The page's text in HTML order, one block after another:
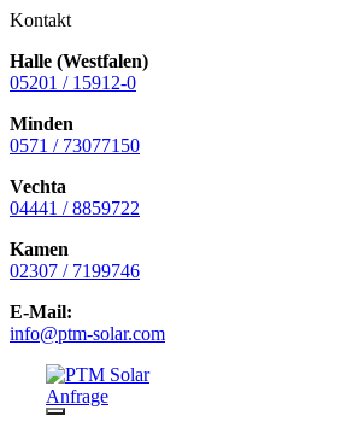
Kontakt
Halle (Westfalen)
05201 / 15912-0
Minden
0571 / 73077150
Vechta
04441 / 8859722
Kamen
02307 / 7199746
E-Mail:
info@ptm-solar.com
Inhalt
springen
Anfrage
Menü